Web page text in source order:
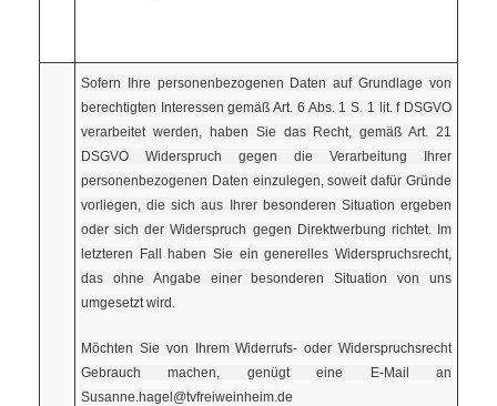
Sofern Ihre personenbezogenen Daten auf Grundlage von
berechtigten Interessen gemäß Art. 6 Abs. 1 S. 1 lit. f DSGVO
verarbeitet werden, haben Sie das Recht, gemäß Art. 21
DSGVO Widerspruch gegen die Verarbeitung Ihrer
personenbezogenen Daten einzulegen, soweit dafür Gründe
vorliegen, die sich aus Ihrer besonderen Situation ergeben
oder sich der Widerspruch gegen Direktwerbung richtet. Im
letzteren Fall haben Sie ein generelles Widerspruchsrecht,
das ohne Angabe einer besonderen Situation von uns
umgesetzt wird.
Möchten Sie von Ihrem Widerrufs- oder Widerspruchsrecht
Gebrauch machen, genügt eine E-Mail an
Susanne.hagel@tvfreiweinheim.de